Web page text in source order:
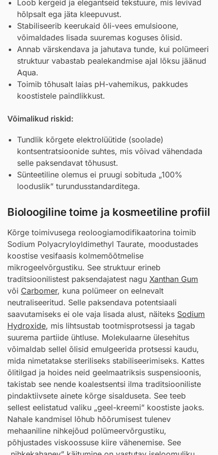
Loob kergeid ja elegantseid tekstuure, mis levivad
hõlpsalt ega jäta kleepuvust.
Stabiliseerib keerukaid õli-vees emulsioone,
võimaldades lisada suuremas koguses õlisid.
Annab värskendava ja jahutava tunde, kui polümeeri
struktuur vabastab pealekandmise ajal lõksu jäänud
Aqua.
Toimib tõhusalt laias pH-vahemikus, pakkudes
koostistele paindlikkust.
Võimalikud riskid:
Tundlik kõrgete elektrolüütide (soolade)
kontsentratsioonide suhtes, mis võivad vähendada
selle paksendavat tõhusust.
Sünteetiline olemus ei pruugi sobituda „100%
looduslik” turundusstandarditega.
Bioloogiline toime ja kosmeetiline profiil
Kõrge toimivusega reoloogiamodifikaatorina toimib
Sodium Polyacryloyldimethyl Taurate, moodustades
koostise vesifaasis kolmemõõtmelise
mikrogeelvõrgustiku. See struktuur erineb
traditsioonilistest paksendajatest nagu Xanthan Gum
või Carbomer, kuna polümeer on eelnevalt
neutraliseeritud. Selle paksendava potentsiaali
saavutamiseks ei ole vaja lisada alust, näiteks Sodium
Hydroxide, mis lihtsustab tootmisprotsessi ja tagab
suurema partiide ühtluse. Molekulaarne ülesehitus
võimaldab sellel õlisid emulgeerida protsessi kaudu,
mida nimetatakse steriliseks stabiliseerimiseks. Kattes
õlitilgad ja hoides neid geelmaatriksis suspensioonis,
takistab see nende koalestsentsi ilma traditsiooniliste
pindaktiivsete ainete kõrge sisalduseta. See teeb
sellest eelistatud valiku „geel-kreemi” koostiste jaoks.
Nahale kandmisel lõhub hõõrumisest tulenev
mehaaniline nihkejõud polümeervõrgustiku,
põhjustades viskoossuse kiire vähenemise. See